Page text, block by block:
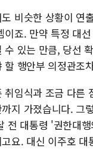
비슷한 상황이 연
이죠. 만약 특정 대
수 있는 만큼, 당선
할 행안부 의정관조
취임식과 조금 다른
지 가졌습니다. 그
전 대통령 '권한대
요. 대신 이주호